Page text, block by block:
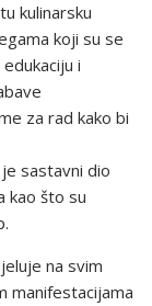
kulinarsku
koji su se
i
za rad kako bi
sastavni dio
kao što su
na svim
manifestacijama